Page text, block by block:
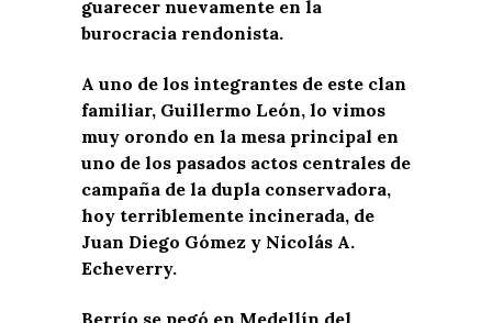
guarecer nuevamente en la
burocracia rendonista.
A uno de los integrantes de este clan
familiar, Guillermo León, lo vimos
muy orondo en la mesa principal en
uno de los pasados actos centrales de
campaña de la dupla conservadora,
hoy terriblemente incinerada, de
Juan Diego Gómez y Nicolás A.
Echeverry.
Berrío se pegó en Medellín del